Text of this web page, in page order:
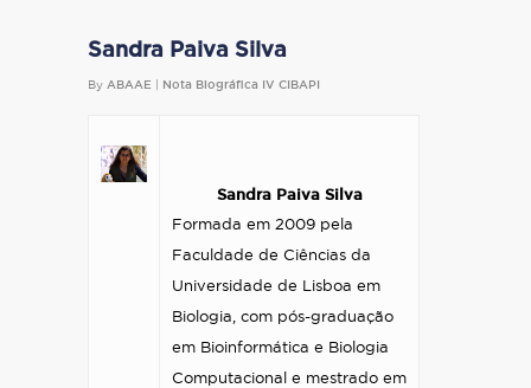
Sandra Paiva Silva
By ABAAE Nota Biográfica IV CIBAPI
Sandra Paiva Silva
Formada em 2009 pela
Faculdade de Ciências da
Universidade de Lisboa em
Biologia, com pós-graduação
em Bioinformática e Biologia
Computacional e mestrado em